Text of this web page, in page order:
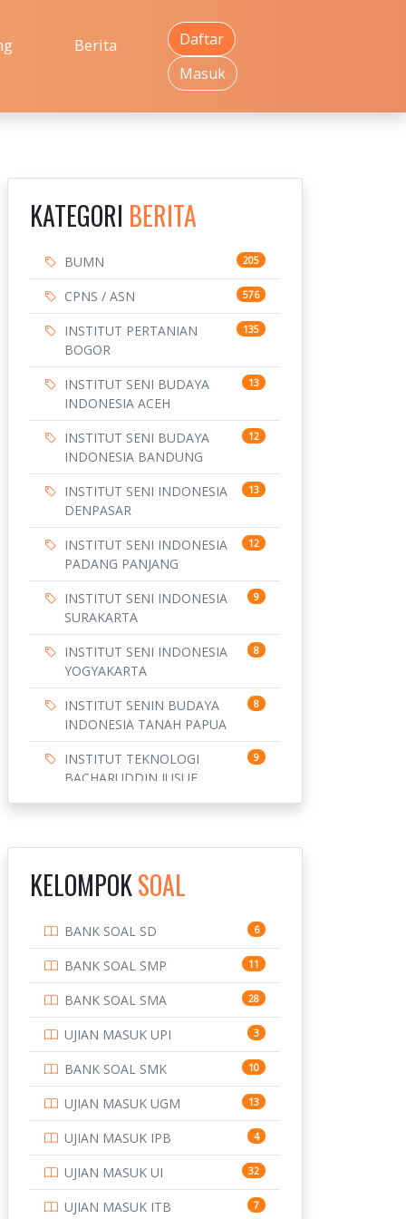
Berita
Daftar
Masuk
KATEGORI BERITA
BUMN 205
CPNS / ASN 576
INSTITUT PERTANIAN
BOGOR
135
INSTITUT SENI BUDAYA
INDONESIA ACEH
13
INSTITUT SENI BUDAYA
INDONESIA BANDUNG
12
INSTITUT SENI INDONESIA
DENPASAR
13
INSTITUT SENI INDONESIA
PADANG PANJANG
12
INSTITUT SENI INDONESIA
SURAKARTA
9
INSTITUT SENI INDONESIA
YOGYAKARTA
8
INSTITUT SENIN BUDAYA
INDONESIA TANAH PAPUA
8
INSTITUT TEKNOLOGI
BACHARUDDIN JUSUF
9
BANDUNG
INSTITUT TEKNOLOGI
INSTITUT TEKNOLOGI
SEPULUH NOVEMBER
10
INSTITUT TEKNOLOGI
SUMATERA
9
IPDN / STPDN 148
PENDIDIKAN 943
PERBANKAN 3
POLRI 169
POLTEK SSN 7
4
KELOMPOKSOAL
BANK SOAL SD 6
BANK SOAL SMP 11
BANK SOAL SMA 28
UJIAN MASUK UPI 3
BANK SOAL SMK 10
UJIAN MASUK UGM 13
UJIAN MASUK IPB 4
UJIAN MASUK UI 32
UJIAN MASUK ITB 7